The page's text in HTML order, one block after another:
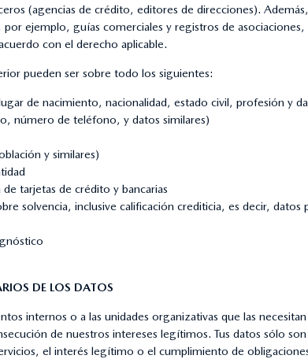
(agencias de crédito, editores de direcciones).
ejemplo, guías comerciales y registros de
con el derecho aplicable.
pueden ser sobre todo los siguientes:
de nacimiento, nacionalidad, estado civil, profesión y
número de teléfono, y datos similares)
y similares)
tarjetas de crédito y bancarias
solvencia, inclusive calificación crediticia, es decir, datos
DE LOS DATOS
internos o a las unidades organizativas que las
de nuestros intereses legítimos. Tus datos sólo
el interés legítimo o el cumplimiento de